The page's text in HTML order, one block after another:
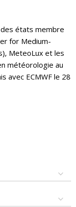
états membre
for Medium-
MeteoLux et les
météorologie au
avec ECMWF le 28